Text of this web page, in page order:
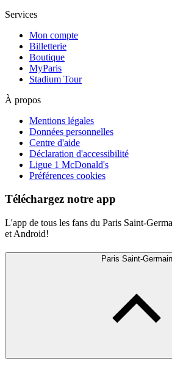
Services
Mon compte
Billetterie
Boutique
MyParis
Stadium Tour
À propos
Mentions légales
Données personnelles
Centre d'aide
Déclaration d'accessibilité
Ligue 1 McDonald's
Préférences cookies
Téléchargez notre app
L'app de tous les fans du Paris Saint-
et Android!
Paris Saint-Germain